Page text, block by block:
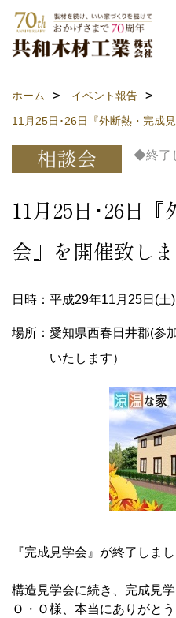
ホーム
イベント報告
11月25日･26日『外断熱・完成
◆終了
11月25日･26日
会』を開催致し
日時：平成29年11月25日(土
場所：愛知県西春日井郡(参
いたします）
『完成見学会』が終了しまし
構造見学会に続き、完成見
Ｏ・Ｏ様、本当にありがとう